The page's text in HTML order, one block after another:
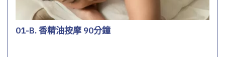
01-B. 香精油按摩 90分鐘